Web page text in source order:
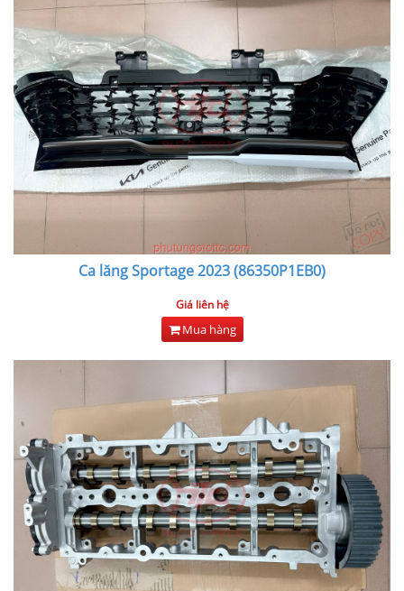
Ca lăng Sportage 2023 (86350P1EB0)
Giá liên hệ
Mua hàng